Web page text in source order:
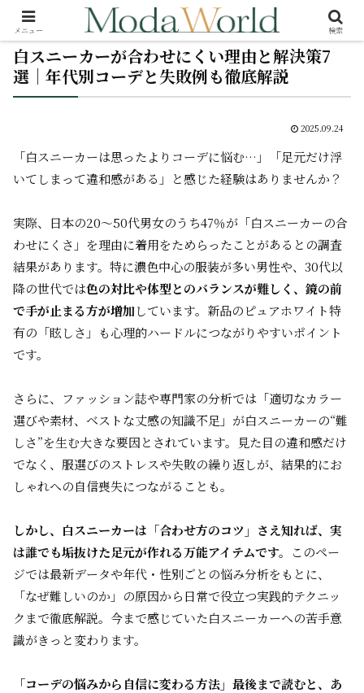
白スニーカーが合わせにくい理由と解決策7
選｜年代別コーデと失敗例も徹底解説
2025.09.24
「白スニーカーは思ったよりコーデに悩む…」「足元だけ浮
いてしまって違和感がある」と感じた経験はありませんか？
実際、日本の20～50代男女のうち47％が「白スニーカーの合
わせにくさ」を理由に着用をためらったことがあるとの調査
結果があります。特に濃色中心の服装が多い男性や、30代以
降の世代では色の対比や体型とのバランスが難しく、鏡の前
で手が止まる方が増加しています。新品のピュアホワイト特
有の「眩しさ」も心理的ハードルにつながりやすいポイント
です。
さらに、ファッション誌や専門家の分析では「適切なカラー
選びや素材、ベストな丈感の知識不足」が白スニーカーの“難
しさ”を生む大きな要因とされています。見た目の違和感だけ
でなく、服選びのストレスや失敗の繰り返しが、結果的にお
しゃれへの自信喪失につながることも。
しかし、白スニーカーは「合わせ方のコツ」さえ知れば、実
は誰でも垢抜けた足元が作れる万能アイテムです。
このペー
ジでは最新データや年代・性別ごとの悩み分析をもとに、
「なぜ難しいのか」の原因から日常で役立つ実践的テクニッ
クまで徹底解説。今まで感じていた白スニーカーへの苦手意
識がきっと変わります。
「コーデの悩みから自信に変わる方法」――最後まで読むと、あ
メニュー 検索